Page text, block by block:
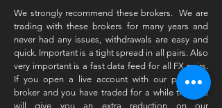
We strongly recommend these brokers. We are
trading with these brokers for many years and
never had any issues, withdrawals are easy and
quick. Important is a tight spread in all pairs. Also
very important is a fast data feed for all FX pairs.
If you open a live account with our preferred
broker and you have traded for a while then we
will give you an extra reduction on our